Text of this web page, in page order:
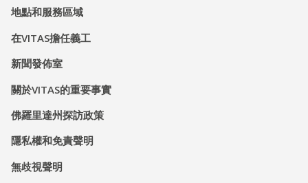
地點和服務區域
在VITAS擔任義工
新聞發佈室
關於VITAS的重要事實
佛羅里達州探訪政策
隱私權和免責聲明
無歧視聲明